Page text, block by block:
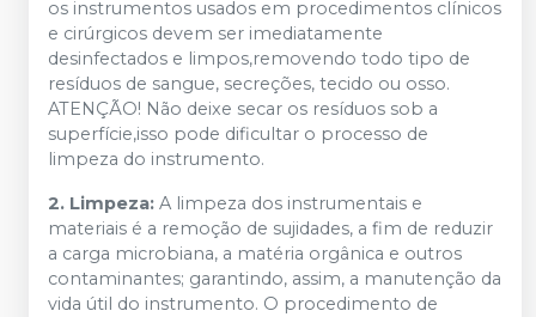
os instrumentos usados em procedimentos clínicos
e cirúrgicos devem ser imediatamente
desinfectados e limpos,removendo todo tipo de
resíduos de sangue, secreções, tecido ou osso.
ATENÇÃO! Não deixe secar os resíduos sob a
superfície,isso pode dificultar o processo de
limpeza do instrumento.
2. Limpeza: A limpeza dos instrumentais e
materiais é a remoção de sujidades, a fim de reduzir
a carga microbiana, a matéria orgânica e outros
contaminantes; garantindo, assim, a manutenção da
vida útil do instrumento. O procedimento de